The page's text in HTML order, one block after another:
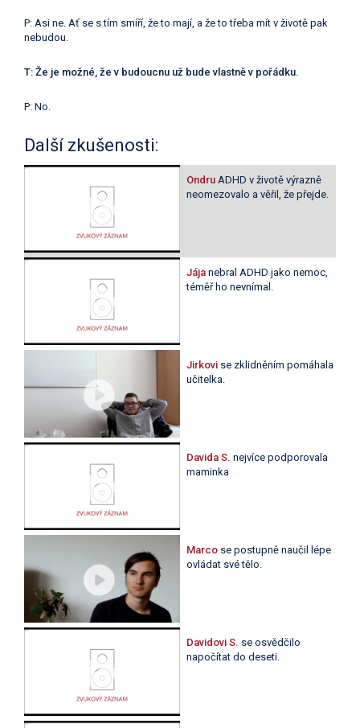
P: Asi ne. Ať se s tím smíří, že to mají, a že to třeba mít v životě pak
nebudou.
T: Že je možné, že v budoucnu už bude vlastně v pořádku.
P: No.
Další zkušenosti:
Ondru ADHD v životě výrazně
neomezovalo a věřil, že přejde.
Jája nebral ADHD jako nemoc,
téměř ho nevnímal.
Jirkovi se zklidněním pomáhala
učitelka.
Davida S. nejvíce podporovala
maminka
Marco se postupně naučil lépe
ovládat své tělo.
Davidovi S. se osvědčilo
napočítat do deseti.